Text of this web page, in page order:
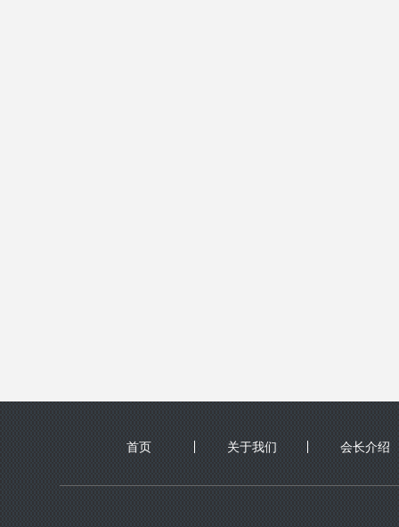
首页 关于我们 会长介绍